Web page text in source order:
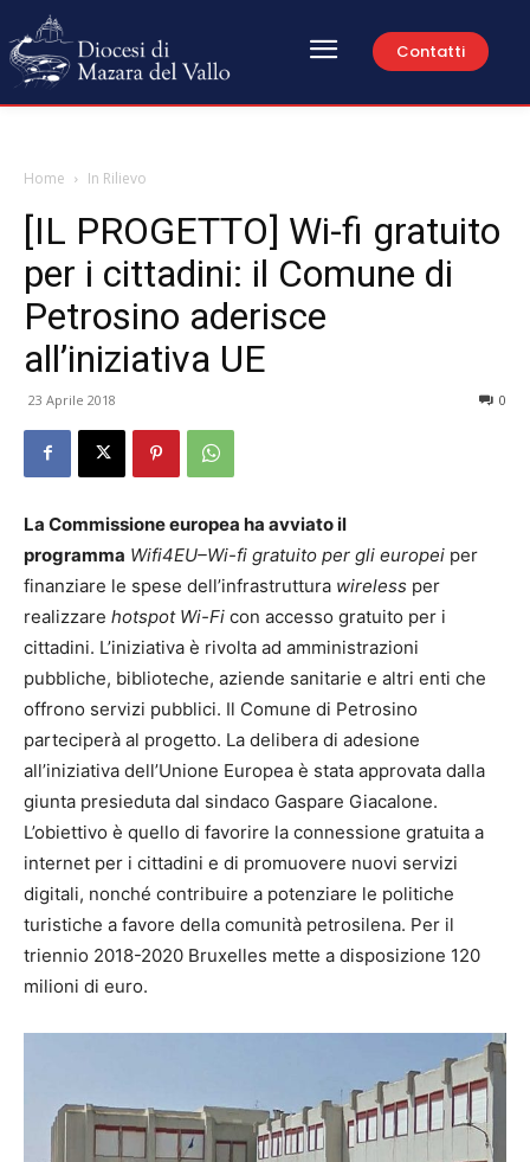
Contatti
Home In Rilievo
[IL PROGETTO] Wi-fi gratuito
per i cittadini: il Comune di
Petrosino aderisce
all’iniziativa UE
23 Aprile 2018 0
La Commissione europea ha avviato il
programma Wifi4EU–Wi-fi gratuito per gli europei per
finanziare le spese dell’infrastruttura wireless per
realizzare hotspot Wi-Fi con accesso gratuito per i
cittadini. L’iniziativa è rivolta ad amministrazioni
pubbliche, biblioteche, aziende sanitarie e altri enti che
offrono servizi pubblici. Il Comune di Petrosino
parteciperà al progetto. La delibera di adesione
all’iniziativa dell’Unione Europea è stata approvata dalla
giunta presieduta dal sindaco Gaspare Giacalone.
L’obiettivo è quello di favorire la connessione gratuita a
internet per i cittadini e di promuovere nuovi servizi
digitali, nonché contribuire a potenziare le politiche
turistiche a favore della comunità petrosilena. Per il
triennio 2018-2020 Bruxelles mette a disposizione 120
milioni di euro.